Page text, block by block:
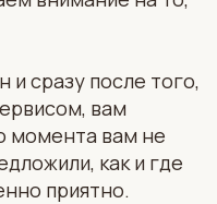
и сразу после того,
вам
момента вам не
как и где
приятно.